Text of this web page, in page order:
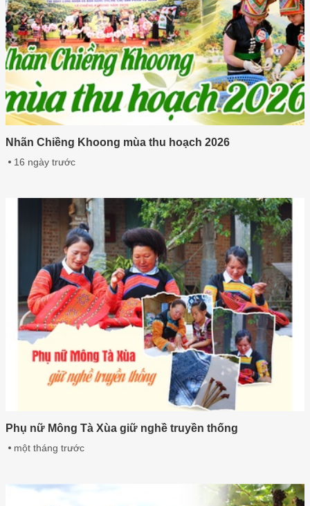
Nhãn Chiềng Khoong mùa thu hoạch 2026
16 ngày trước
Phụ nữ Mông Tà Xùa giữ nghề truyền thống
một tháng trước